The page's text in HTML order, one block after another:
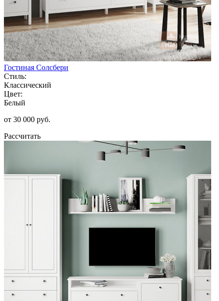
Гостиная Солсбери
Стиль:
Классический
Цвет:
Белый
от 30 000 руб.
Рассчитать